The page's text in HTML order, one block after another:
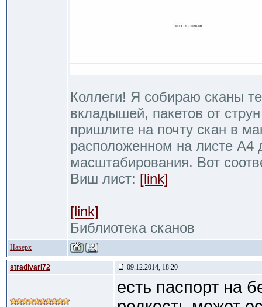
Коллеги! Я собираю сканы
вкладышей, пакетов от
пришлите на почту скан в
расположенном на листе А4
масштабирования. Вот
Виш лист: [link]
[link]
Библиотека сканов
Наверх
stradivari72 09.12.2014, 18:20
есть паспорт на